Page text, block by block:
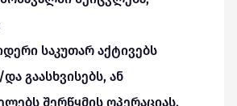
საკუთარ აქტივებს
გაასხვისებს, ან
შერწყმის ოპერაციას.